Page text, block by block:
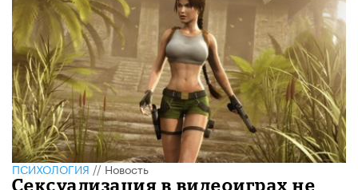
ПСИХОЛОГИЯ//Новость
Сексуализация в видеоиграх не